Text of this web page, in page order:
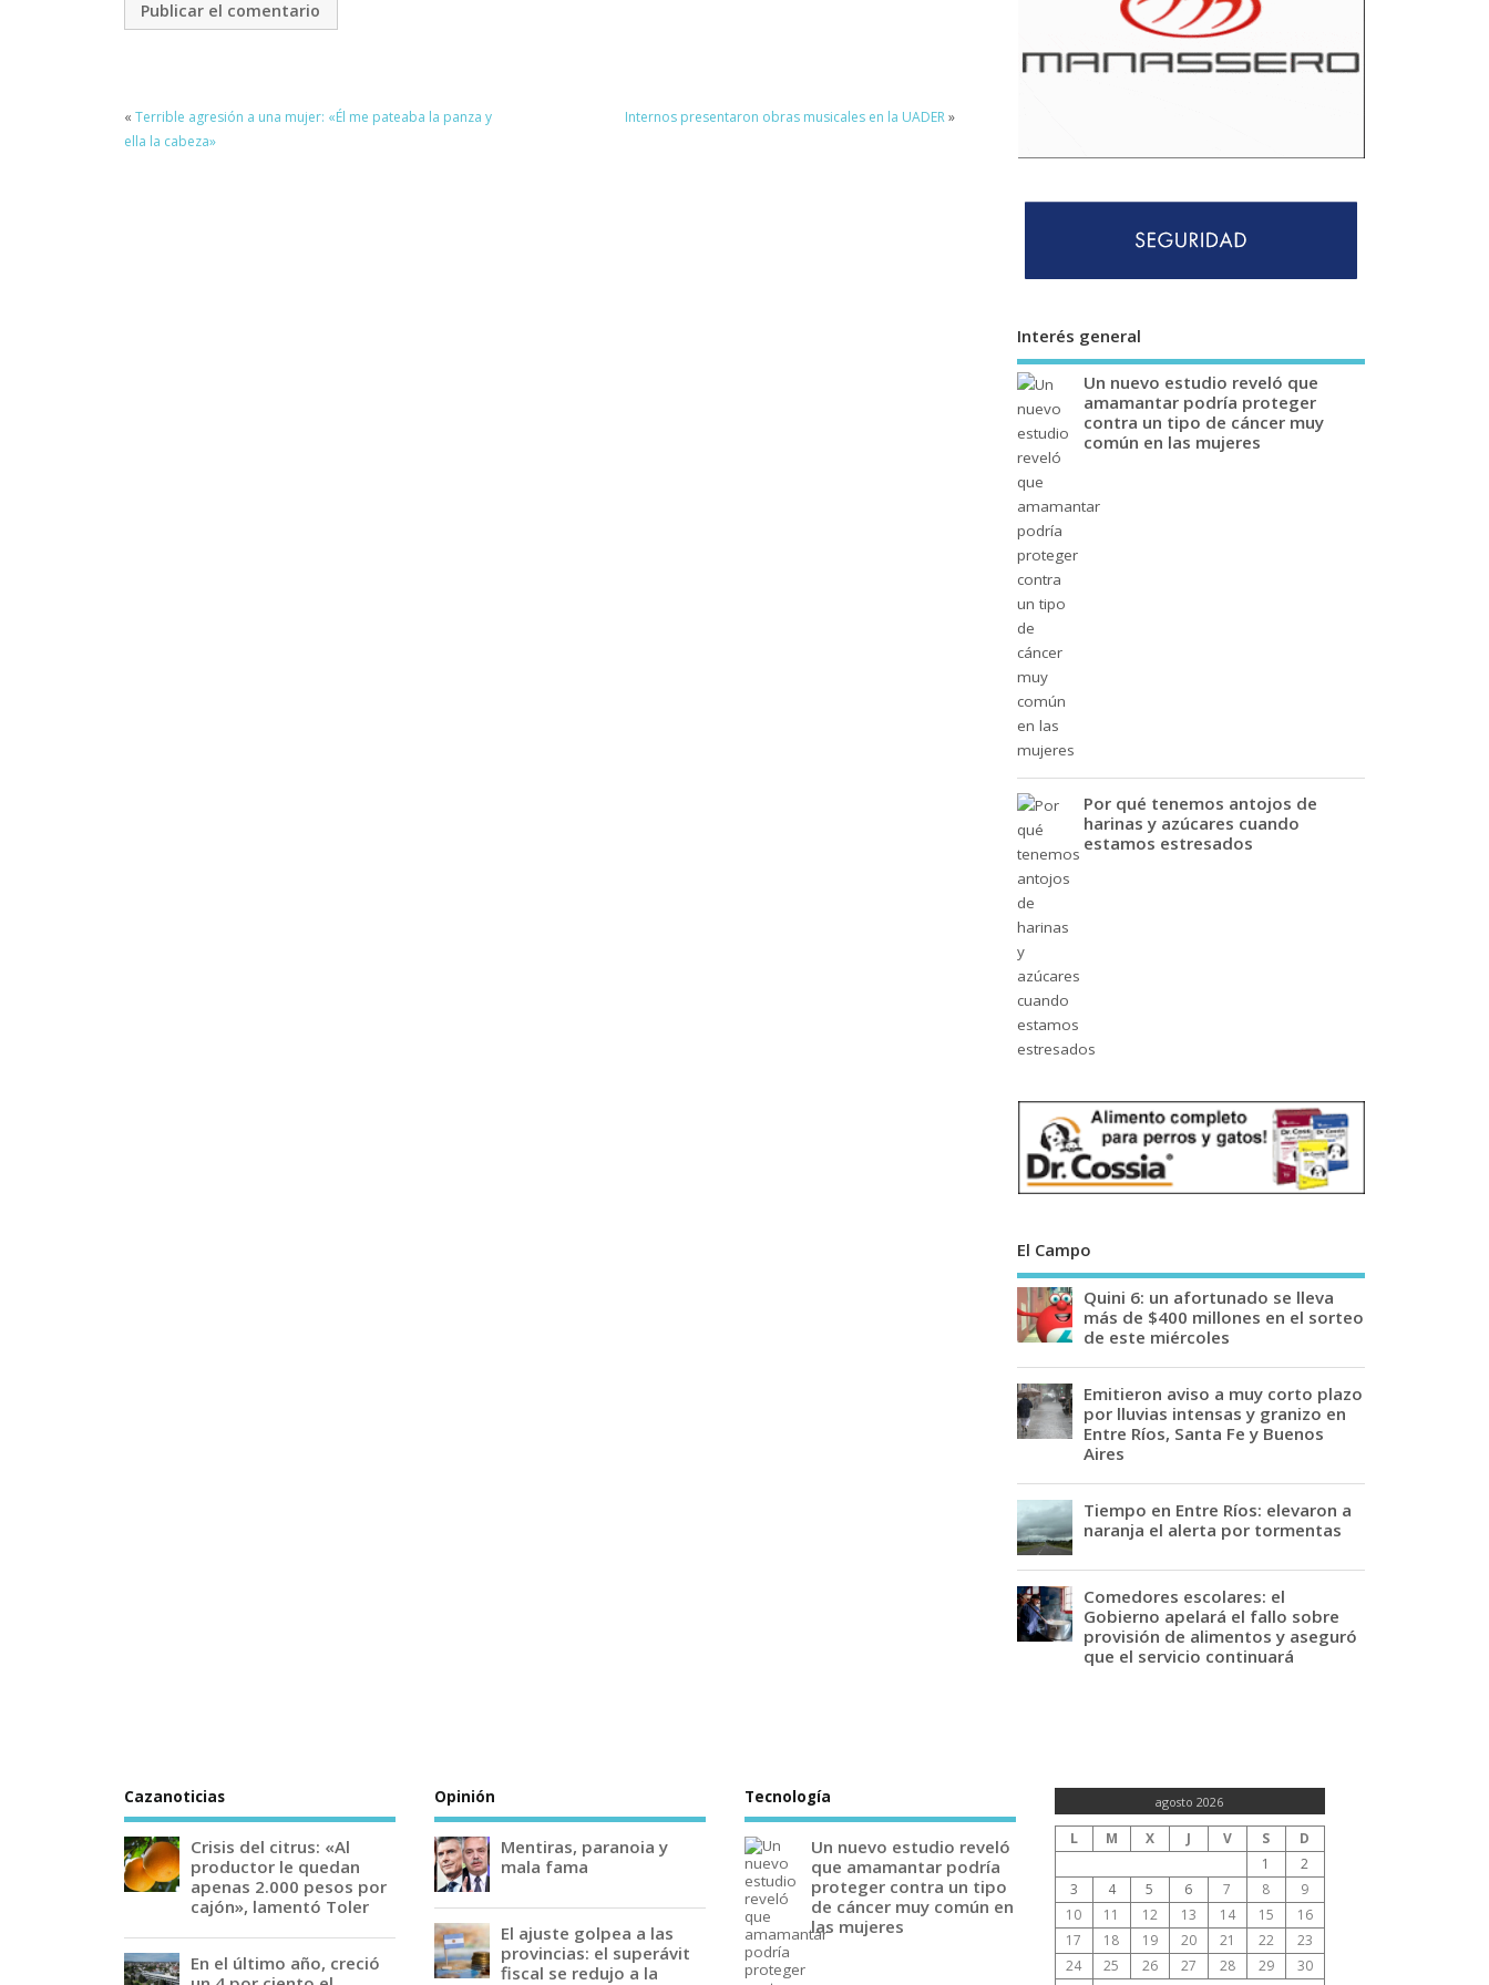
« Terrible agresión a una mujer: «Él me pateaba la panza y
ella la cabeza»
Internos presentaron obras musicales en la UADER»
Interés general
Un nuevo estudio reveló que
amamantar podría proteger
contra un tipo de cáncer muy
común en las mujeres
Por qué tenemos antojos de
harinas y azúcares cuando
estamos estresados
El Campo
Quini 6: un afortunado se lleva
más de $400 millones en el sorteo
de este miércoles
Emitieron aviso a muy corto plazo
por lluvias intensas y granizo en
Entre Ríos, Santa Fe y Buenos
Aires
Tiempo en Entre Ríos: elevaron a
naranja el alerta por tormentas
Comedores escolares: el
Gobierno apelará el fallo sobre
provisión de alimentos y aseguró
que el servicio continuará
Cazanoticias
Crisis del citrus: «Al
productor le quedan
apenas 2.000 pesos por
cajón», lamentó Toler
En el último año, creció
Opinión
Mentiras, paranoia y
mala fama
El ajuste golpea a las
provincias: el superávit
fiscal se redujo a la
Tecnología
Un nuevo estudio reveló
que amamantar podría
proteger contra un tipo
de cáncer muy común en
las mujeres
agosto 2026
L M X J V S
D
1
2
3
4 5 6 7 8
9
10
11 12 13 14 15
16
17
18 19 20 21 22
23
24
25 26 27 28 29
30